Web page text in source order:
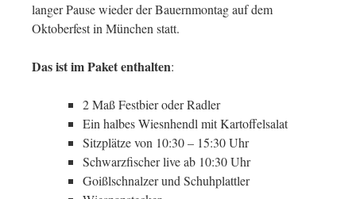
langer Pause wieder der Bauernmontag auf dem
Oktoberfest in München statt.
Das ist im Paket enthalten:
2 Maß Festbier oder Radler
Ein halbes Wiesnhendl mit Kartoffelsalat
Sitzplätze von 10:30 – 15:30 Uhr
Schwarzfischer live ab 10:30 Uhr
Goißlschnalzer und Schuhplattler